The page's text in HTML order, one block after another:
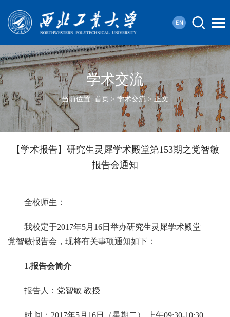
学术交流
当前位置: 首页 > 学术交流 > 正文
【学术报告】研究生灵犀学术殿堂第153期之党智敏
报告会通知
全校师生：
我校定于2017年5月16日举办研究生灵犀学术殿堂——
党智敏报告会，现将有关事项通知如下：
1.报告会简介
报告人：党智敏 教授
时 间：2017年5月16日（星期二） 上午09:30-10:30